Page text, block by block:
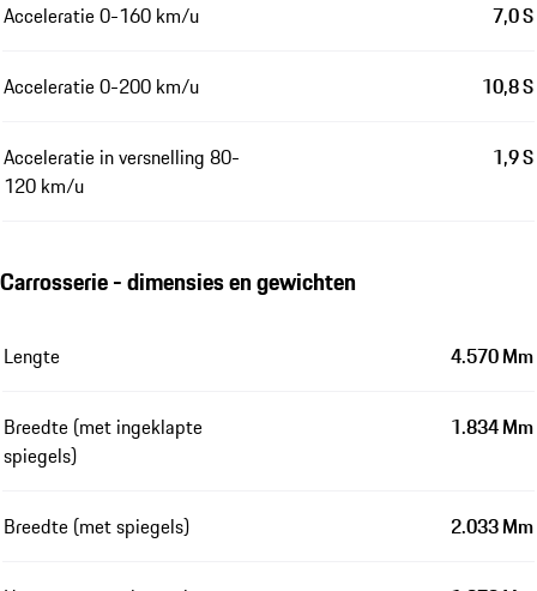
Acceleratie 0-160 km/u 7,0 S
Acceleratie 0-200 km/u 10,8 S
Acceleratie in versnelling 80-
120 km/u
1,9 S
Carrosserie - dimensies en gewichten
Lengte 4.570 Mm
Breedte (met ingeklapte
spiegels)
1.834 Mm
Breedte (met spiegels) 2.033 Mm